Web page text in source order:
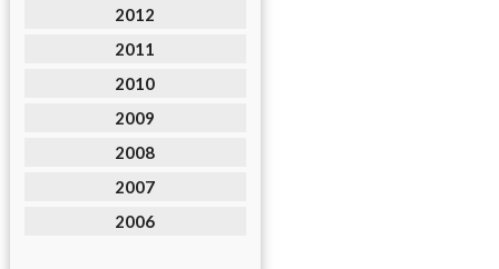
2012
2011
2010
2009
2008
2007
2006